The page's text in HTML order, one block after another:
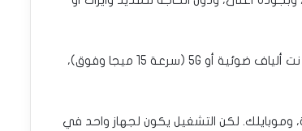
السيرفر يوفر جودات متعددة (SD, HD, 4K). لقنوات الـ 4K يفضل نت ألياف ضوئية أو 5G (سرعة 15 ميجا وفوق)،
وموبايلك. لكن التشغيل يكون لجهاز واحد في